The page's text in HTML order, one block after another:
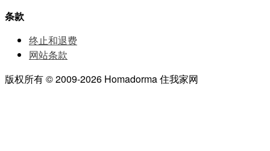
条款
终止和退费
网站条款
版权所有 © 2009-2026 Homadorma 住我家网